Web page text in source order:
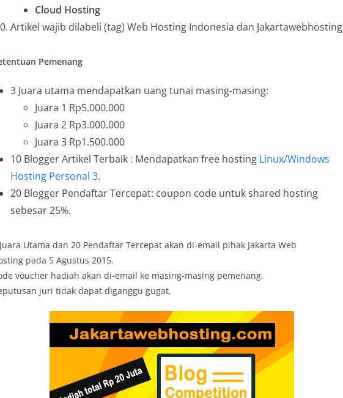
Cloud Hosting
Artikel wajib dilabeli (tag) Web Hosting Indonesia dan Jakartawebhosting
Pemenang
3 Juara utama mendapatkan uang tunai masing-masing:
Juara 1 Rp5.000.000
Juara 2 Rp3.000.000
Juara 3 Rp1.500.000
10 Blogger Artikel Terbaik : Mendapatkan free hosting Linux/Windows
Hosting Personal 3.
20 Blogger Pendaftar Tercepat: coupon code untuk shared hosting
sebesar 25%.
Utama dan 20 Pendaftar Tercepat akan di-email pihak Jakarta Web
pada 5 Agustus 2015.
voucher hadiah akan di-email ke masing-masing pemenang.
juri tidak dapat diganggu gugat.